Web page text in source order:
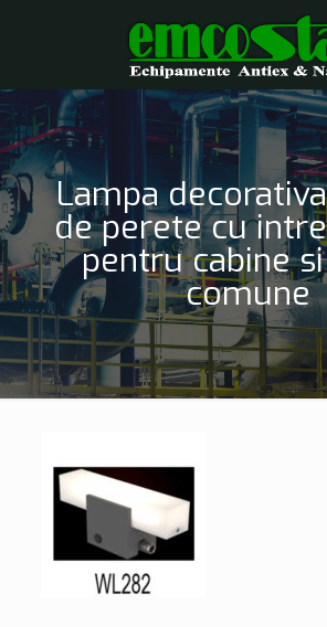
Lampa
de perete cu
pentru cabine
comune